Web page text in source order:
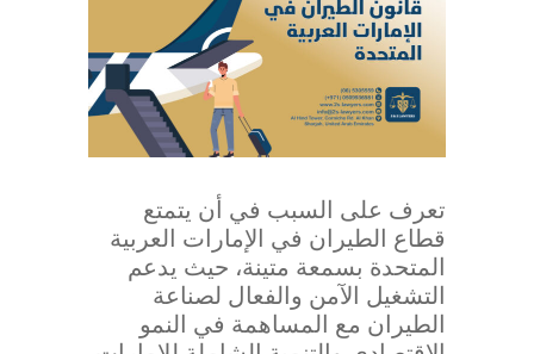
تعرف على السبب في أن يتمتع
قطاع الطيران في الإمارات العربية
المتحدة بسمعة متينة، حيث يدعم
التشغيل الآمن والفعال لصناعة
الطيران مع المساهمة في النمو